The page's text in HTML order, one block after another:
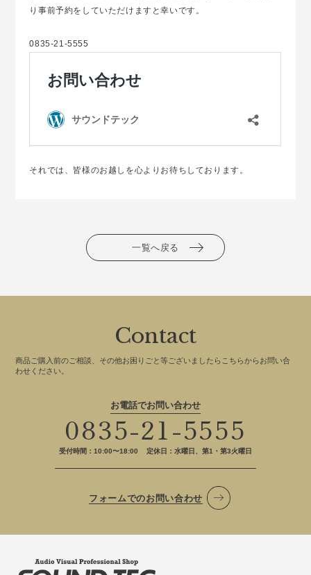
り事前予約をしていただけますと幸いです。
0835-21-5555
それでは、皆様のお越しを心よりお待ちしております。
一覧へ戻る
Contact
商品ご購入前のご相談、その他お困りごと等ございましたらこちらからお問い合
わせください。
お電話でお問い合わせ
0835-21-5555
受付時間：10:00〜18:00 定休日：水曜日、第1・第3火曜日
フォームでのお問い合わせ